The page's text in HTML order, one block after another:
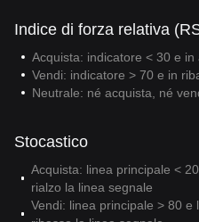
Indice di forza relativa
Acquista: indicatore < 30 e in
Vendi: indicatore > 70 e in
Neutrale: né acquista, né
Stocastico
Acquista: linea principale <
rialzo la linea segnale
Vendi: linea principale > 80 e